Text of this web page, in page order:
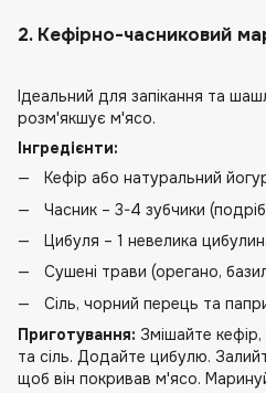
2. Кефірно-часниковий
Ідеальний для запікання та
розм'якшує м'ясо.
Інгредієнти:
Кефір або натуральний
Часник – 3-4 зубчики
Цибуля – 1 невелика
Сушені трави (орегано,
Сіль, чорний перець та
Приготування: Змішайте кефір,
та сіль. Додайте цибулю.
щоб він покривав м'ясо.